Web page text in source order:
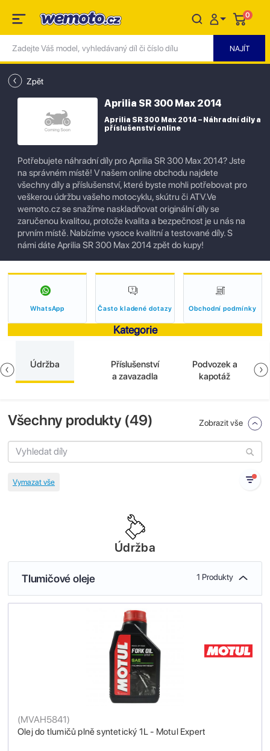
0
Zpět
Aprilia SR 300 Max 2014
Aprilia SR 300 Max 2014 – Náhradní díly a
příslušenství online
Potřebujete náhradní díly pro Aprilia SR 300 Max 2014? Jste
na správném místě! V našem online obchodu najdete
všechny díly a příslušenství, které byste mohli potřebovat pro
veškerou údržbu vašeho motocyklu, skútru či ATV.Ve
wemoto.cz se snažíme naskladňovat originální díly se
zaručenou kvalitou, protože kvalita a bezpečnost je u nás na
prvním místě. Nabízíme vysoce kvalitní a testované díly. S
námi dáte Aprilia SR 300 Max 2014 zpět do kupy!
WhatsApp Často kladené dotazy Obchodní podmínky
Kategorie
Údržba
Příslušenství
a zavazadla
Podvozek a
kapotáž
Všechny produkty (49) Zobrazit vše
Údržba
Tlumičové oleje 1 Produkty
Olej do tlumičů plně syntetický 1L - Motul Expert
(MVAH5841)